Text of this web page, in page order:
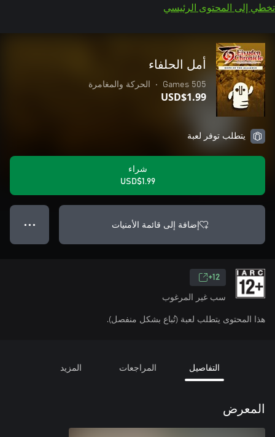
تخطي إلى المحتوى الرئيسي
أمل الحلفاء
505 Games
• الحركة والمغامرة
USD$1.99
يتطلب توفر لعبة
شراء
USD$1.99
إضافة إلى قائمة الأمنيات ● ● ●
12+
سب غير المرغوب
هذا المحتوى يتطلب لعبة (تُباع بشكل منفصل).
التفاصيل المراجعات المزيد
المعرض